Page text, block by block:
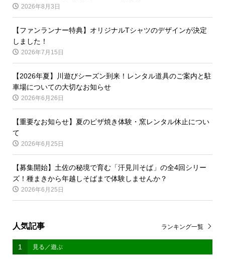
2026年8月3日
【ファンランナー特典】オリジナルTシャツのデザインが決定
しました！
2026年7月15日
【2026年夏】川遊びシーズン到来！レンタル道具のご案内と駐
車場についての大切なお知らせ
2026年6月26日
【重要なお知らせ】夏のピザ焼き体験・窯レンタル休止につい
て
2026年6月25日
【募集開始】土佐の秘境で育む「汗見川そば」の全4回シリー
ズ！種まきから年越しそばまで体験しませんか？
2026年6月25日
人気記事
1 見る／遊ぶ
ランキング一覧